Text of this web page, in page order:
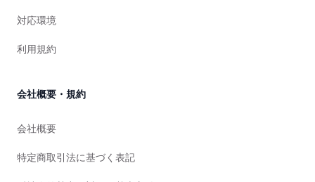
対応環境
利用規約
会社概要・規約
会社概要
特定商取引法に基づく表記